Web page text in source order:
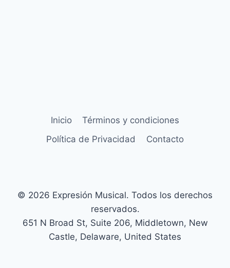
Inicio
Términos y condiciones
Política de Privacidad
Contacto
© 2026 Expresión Musical. Todos los derechos
reservados.
651 N Broad St, Suite 206, Middletown, New
Castle, Delaware, United States